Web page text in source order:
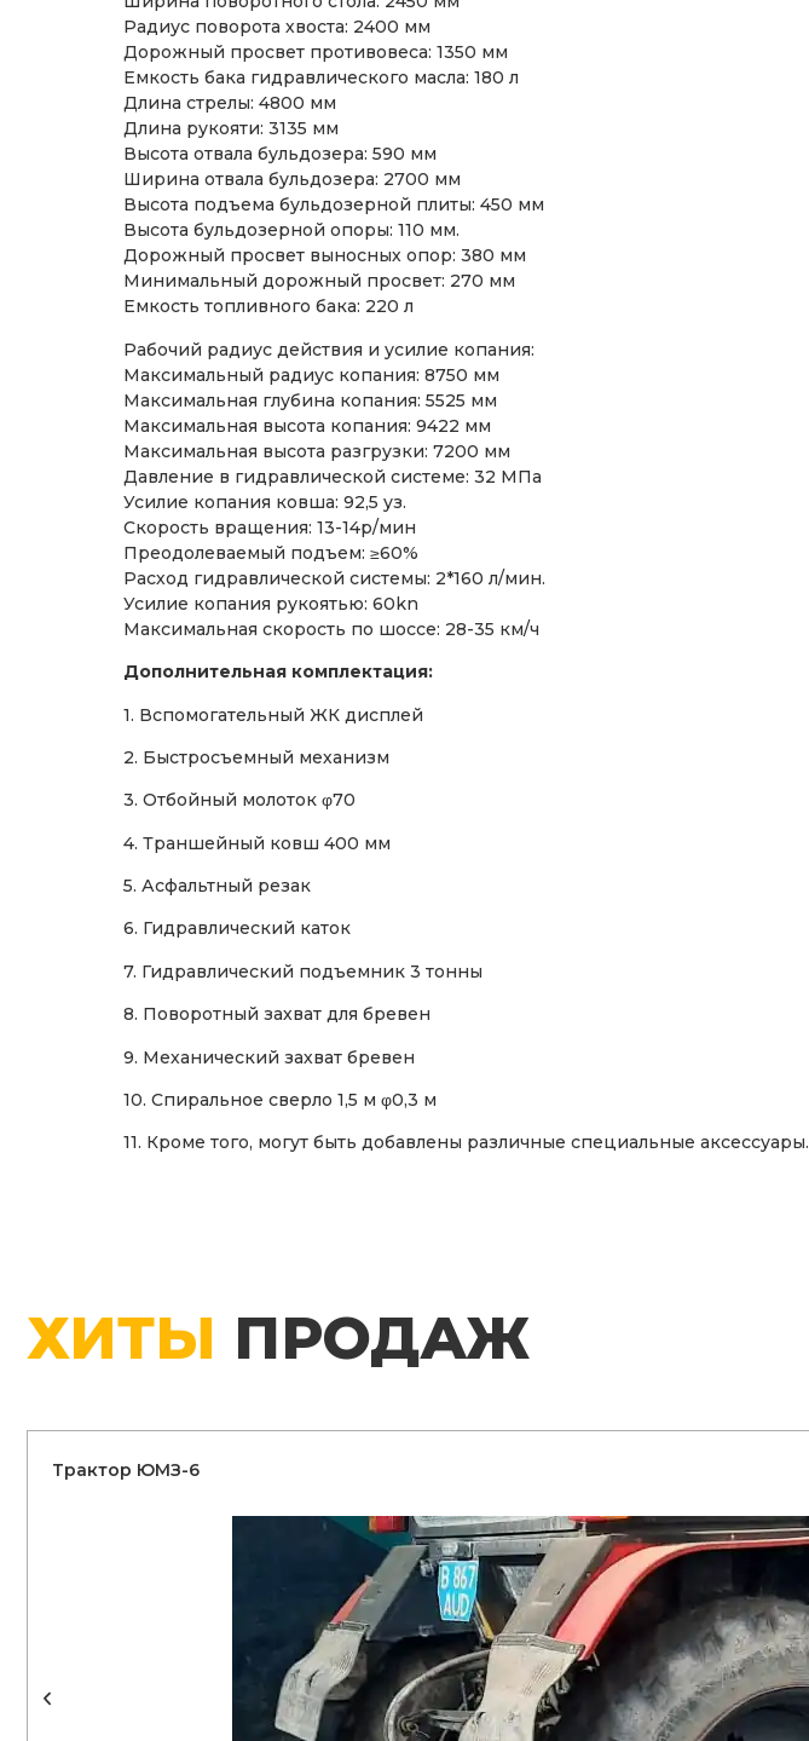
Радиус поворота хвоста: 2400 мм
Дорожный просвет противовеса: 1350 мм
Емкость бака гидравлического масла: 180 л
Длина стрелы: 4800 мм
Длина рукояти: 3135 мм
Высота отвала бульдозера: 590 мм
Ширина отвала бульдозера: 2700 мм
Высота подъема бульдозерной плиты: 450 мм
Высота бульдозерной опоры: 110 мм.
Дорожный просвет выносных опор: 380 мм
Минимальный дорожный просвет: 270 мм
Емкость топливного бака: 220 л
Рабочий радиус действия и усилие копания:
Максимальный радиус копания: 8750 мм
Максимальная глубина копания: 5525 мм
Максимальная высота копания: 9422 мм
Максимальная высота разгрузки: 7200 мм
Давление в гидравлической системе: 32 МПа
Усилие копания ковша: 92,5 уз.
Скорость вращения: 13-14р/мин
Преодолеваемый подъем: ≥60%
Расход гидравлической системы: 2*160 л/мин.
Усилие копания рукоятью: 60kn
Максимальная скорость по шоссе: 28-35 км/ч
Дополнительная комплектация:
1. Вспомогательный ЖК дисплей
2. Быстросъемный механизм
3. Отбойный молоток φ70
4. Траншейный ковш 400 мм
5. Асфальтный резак
6. Гидравлический каток
7. Гидравлический подъемник 3 тонны
8. Поворотный захват для бревен
9. Механический захват бревен
10. Спиральное сверло 1,5 м φ0,3 м
11. Кроме того, могут быть добавлены различные специальные аксессуары.
ХИТЫ ПРОДАЖ
Трактор ЮМЗ-6